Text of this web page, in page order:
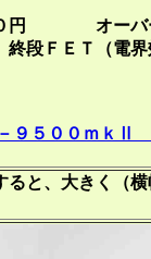
オーバー
ＦＥＴ（電界
９５００ｍｋⅡ
と、大きく（横